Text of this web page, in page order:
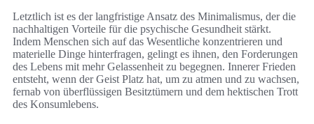
Letztlich ist es der langfristige Ansatz des Minimalismus, der die
nachhaltigen Vorteile für die psychische Gesundheit stärkt.
Indem Menschen sich auf das Wesentliche konzentrieren und
materielle Dinge hinterfragen, gelingt es ihnen, den Forderungen
des Lebens mit mehr Gelassenheit zu begegnen. Innerer Frieden
entsteht, wenn der Geist Platz hat, um zu atmen und zu wachsen,
fernab von überflüssigen Besitztümern und dem hektischen Trott
des Konsumlebens.